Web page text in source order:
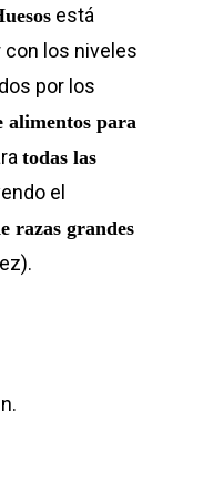
está
los niveles
por los
alimentos para
todas las
el
razas grandes
Contacto